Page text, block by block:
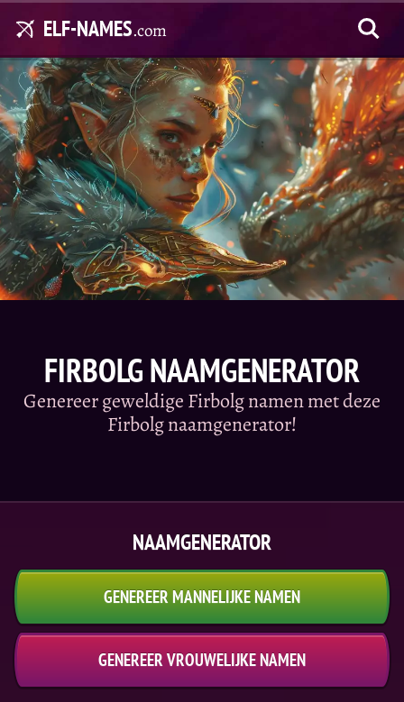
ELF-NAMES.com
FIRBOLG NAAMGENERATOR
Genereer geweldige Firbolg namen met deze
Firbolg naamgenerator!
NAAMGENERATOR
GENEREER MANNELIJKE NAMEN
GENEREER VROUWELIJKE NAMEN